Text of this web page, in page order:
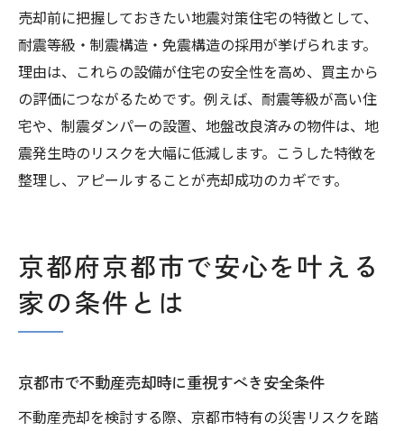
売却準備で見直したい安全性能のチェック
法
売却前に把握しておきたい地震対策住宅の特徴として、
耐震等級・制震構造・免震構造の採用が挙げられます。
理由は、これらの設備が住宅の安全性を高め、買主から
の評価につながるためです。例えば、耐震等級が高い住
宅や、制震ダンパーの設置、地盤改良済みの物件は、地
震発生時のリスクを大幅に低減します。こうした特徴を
整理し、アピールすることが売却成功のカギです。
京都府京都市で安心を叶える
家の条件とは
京都市で不動産売却時に重視すべき安全条件
不動産売却を検討する際、京都市特有の災害リスクを踏